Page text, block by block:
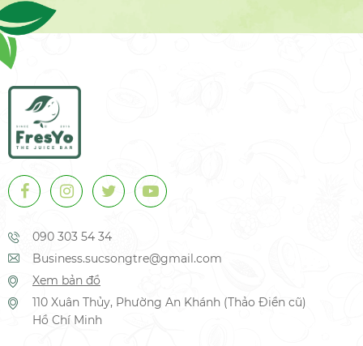
090 303 54 34
Business.sucsongtre@gmail.com
Xem bản đồ
110 Xuân Thủy, Phường An Khánh (Thảo Điền cũ)
Hồ Chí Minh